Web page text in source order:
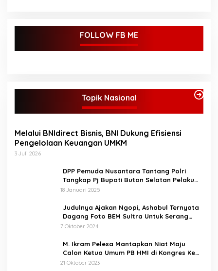
FOLLOW FB ME
Topik Nasional
Melalui BNIdirect Bisnis, BNI Dukung Efisiensi
Pengelolaan Keuangan UMKM
3 Juli 2026
DPP Pemuda Nusantara Tantang Polri
Tangkap Pj Bupati Buton Selatan Pelaku
Penganiaya Aktvis HMI
18 Januari 2025
Judulnya Ajakan Ngopi, Ashabul Ternyata
Dagang Foto BEM Sultra Untuk Serang
Paslon
7 Oktober 2024
M. Ikram Pelesa Mantapkan Niat Maju
Calon Ketua Umum PB HMI di Kongres Ke
XXXII Pontianak
21 Oktober 2023